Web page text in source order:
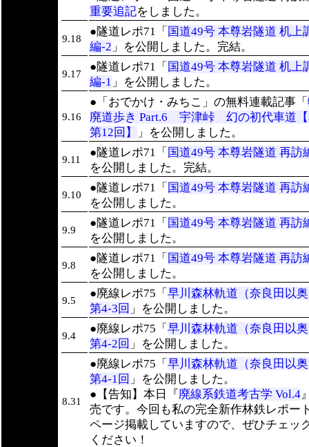
重要追記をしました。
9.18
●隧道レポ71「 国道49号 本尊岩隧道 机上
編-2 」を公開しました。完結。
9.17
●隧道レポ71「 国道49号 本尊岩隧道 机上
編-1 」を公開しました。
9.16
●「おでかけ・みちこ」の無料連載記事「
廃道歩き Part.6 宇津峠 幻の初代車道
第12回】
」を公開しました。
9.11
●隧道レポ71「 国道49号 本尊岩隧道 再訪
を公開しました。完結。
9.10
●隧道レポ71「 国道49号 本尊岩隧道 再訪
を公開しました。
9.9
●隧道レポ71「 国道49号 本尊岩隧道 再訪
を公開しました。
9.8
●隧道レポ71「 国道49号 本尊岩隧道 再訪
を公開しました。
9.5
●廃線レポ75「 早川森林軌道（奈良田
第4-3回 」を公開しました。
9.4
●廃線レポ75「 早川森林軌道（奈良田
第4-2回 」を公開しました。
8.31
●廃線レポ75「 早川森林軌道（奈良田
第4-1回 」を公開しました。
●【告知】本日『廃線系鉄道考古学 Vol.4
売です。今回も私の完全新作林鉄レポー
ページ掲載していますので、ぜひチェッ
ください！